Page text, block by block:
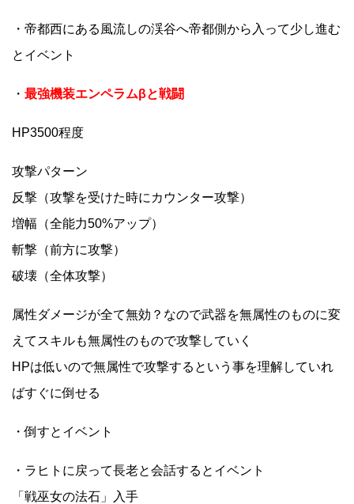
・帝都西にある風流しの渓谷へ帝都側から入って少し進む
とイベント
・ 最強機装エンペラムβと戦闘
HP3500程度
攻撃パターン
反撃（攻撃を受けた時にカウンター攻撃）
増幅（全能力50%アップ）
斬撃（前方に攻撃）
破壊（全体攻撃）
属性ダメージが全て無効？なので武器を無属性のものに変
えてスキルも無属性のもので攻撃していく
HPは低いので無属性で攻撃するという事を理解していれ
ばすぐに倒せる
・倒すとイベント
・ラヒトに戻って長老と会話するとイベント
「戦巫女の法石」入手